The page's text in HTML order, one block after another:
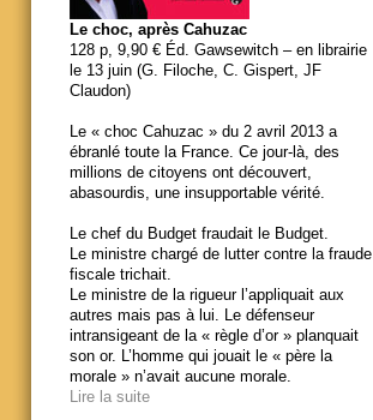
Le choc, après Cahuzac
128 p, 9,90 € Éd. Gawsewitch – en librairie
le 13 juin (G. Filoche, C. Gispert, JF
Claudon)
Le « choc Cahuzac » du 2 avril 2013 a
ébranlé toute la France. Ce jour-là, des
millions de citoyens ont découvert,
abasourdis, une insupportable vérité.
Le chef du Budget fraudait le Budget.
Le ministre chargé de lutter contre la fraude
fiscale trichait.
Le ministre de la rigueur l’appliquait aux
autres mais pas à lui. Le défenseur
intransigeant de la « règle d’or » planquait
son or. L’homme qui jouait le « père la
morale » n’avait aucune morale.
Lire la suite